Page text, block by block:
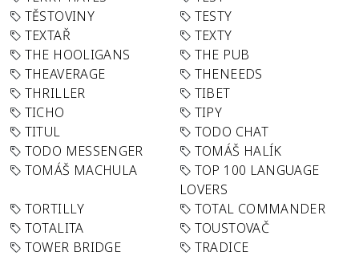
TĚSTOVINY
TESTY
TEXTAŘ
TEXTY
THE HOOLIGANS
THE PUB
THEAVERAGE
THENEEDS
THRILLER
TIBET
TICHO
TIPY
TITUL
TODO CHAT
TODO MESSENGER
TOMÁŠ HALÍK
TOMÁŠ MACHULA
TOP 100 LANGUAGE
LOVERS
TORTILLY
TOTAL COMMANDER
TOTALITA
TOUSTOVAČ
TOWER BRIDGE
TRADICE